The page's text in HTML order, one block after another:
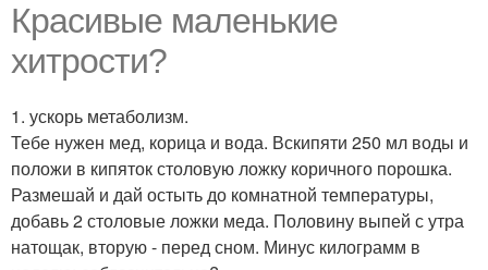
Красивые маленькие
хитрости?
1. ускорь метаболизм.
Тебе нужен мед, корица и вода. Вскипяти 250 мл воды и
положи в кипяток столовую ложку коричного порошка.
Размешай и дай остыть до комнатной температуры,
добавь 2 столовые ложки меда. Половину выпей с утра
натощак, вторую - перед сном. Минус килограмм в